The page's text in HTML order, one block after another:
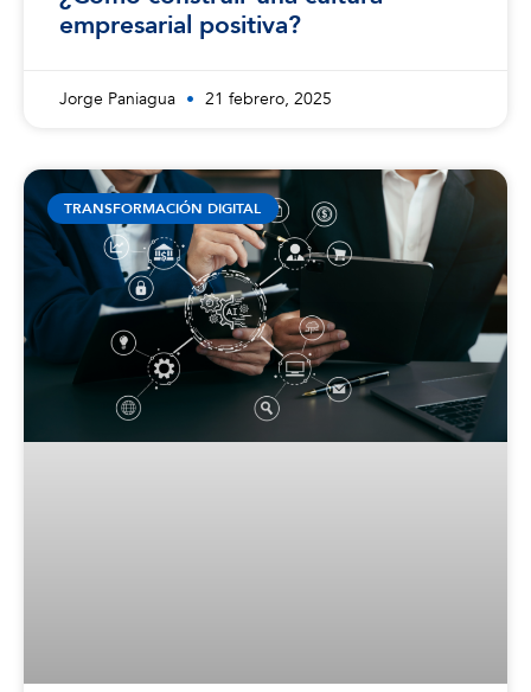
empresarial positiva?
Jorge Paniagua 21 febrero, 2025
TRANSFORMACIÓN DIGITAL